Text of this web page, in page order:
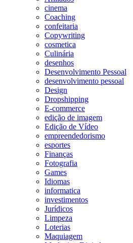
cinema
Coaching
confeitaria
Copywriting
cosmetica
Culinária
desenhos
Desenvolvimento Pessoal
desenvolvimento pessoal
Design
Dropshipping
E-commerce
edição de imagem
Edição de Vídeo
empreendedorismo
esportes
Finanças
Fotografia
Games
Idiomas
informatica
investimentos
Jurídicos
Limpeza
Loterias
Maquiagem